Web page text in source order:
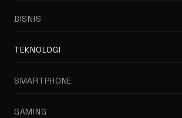
BISNIS
TEKNOLOGI
SMARTPHONE
GAMING